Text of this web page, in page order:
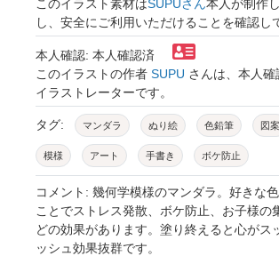
このイラスト素材はSUPUさん本人が制作
し、安全にご利用いただけることを確認し
本人確認: 本人確認済
このイラストの作者 SUPU さんは、本人
イラストレーターです。
タグ: マンダラ ぬり絵 色鉛筆 図案
模様 アート 手書き ボケ防止
ストレス解消 イラスト 癒し
カラーセラピー 色 集中
コメント: 幾何学模様のマンダラ。好きな
ことでストレス発散、ボケ防止、お子様の
どの効果があります。塗り終えると心がス
ッシュ効果抜群です。